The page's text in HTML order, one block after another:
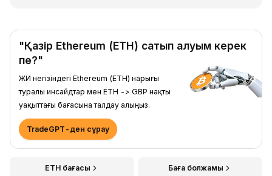
"Қазір Ethereum (ETH) сатып алуым керек
пе?"
ЖИ негізіндегі Ethereum (ETH) нарығы
туралы инсайдтар мен ETH -> GBP нақты
уақыттағы бағасына талдау алыңыз.
TradeGPT-ден сұрау
ETH бағасы Баға болжамы